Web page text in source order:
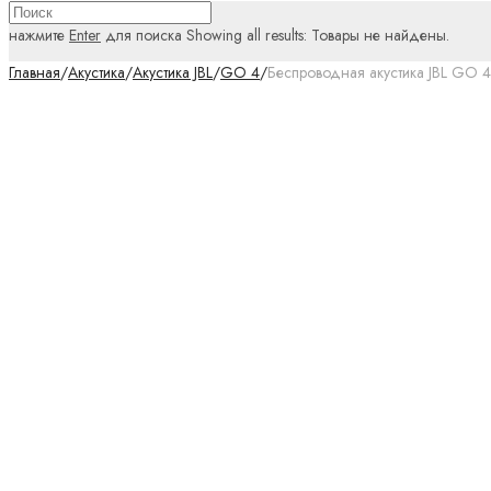
нажмите Enter для поиска Showing all results: Товары не найдены.
Главная/Акустика/Акустика JBL/GO 4/Беспроводная акустика JBL GO